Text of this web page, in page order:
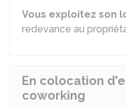
Vous exploitez son
redevance au
En colocation
coworking